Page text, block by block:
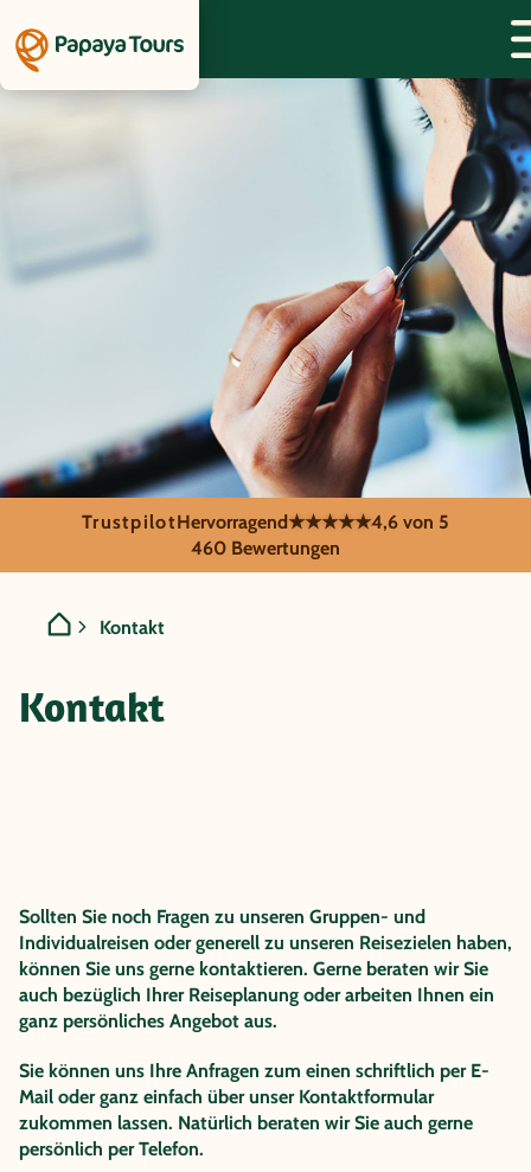
Hier bekommen Sie die
TrustpilotHervorragend★★★★★4,6 von 5
460 Bewertungen
Kontakt
Kontakt
Sollten Sie noch Fragen zu unseren Gruppen- und
Individualreisen oder generell zu unseren Reisezielen haben,
können Sie uns gerne kontaktieren. Gerne beraten wir Sie
auch bezüglich Ihrer Reiseplanung oder arbeiten Ihnen ein
ganz persönliches Angebot aus.
Sie können uns Ihre Anfragen zum einen schriftlich per E-
Mail oder ganz einfach über unser Kontaktformular
zukommen lassen. Natürlich beraten wir Sie auch gerne
persönlich per Telefon.